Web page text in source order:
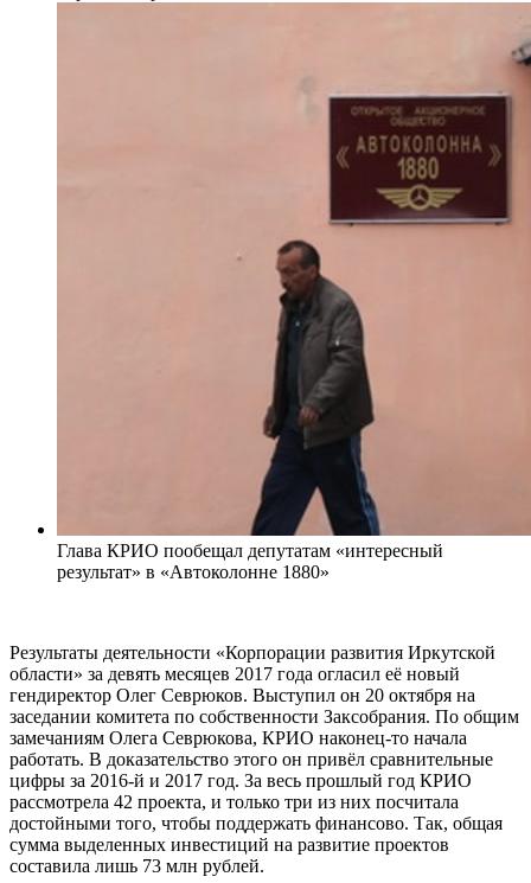
Глава КРИО пообещал депутатам «интересный
результат» в «Автоколонне 1880»
Результаты деятельности «Корпорации развития Иркутской
области» за девять месяцев 2017 года огласил её новый
гендиректор Олег Севрюков. Выступил он 20 октября на
заседании комитета по собственности Заксобрания. По общим
замечаниям Олега Севрюкова, КРИО наконец-то начала
работать. В доказательство этого он привёл сравнительные
цифры за 2016-й и 2017 год. За весь прошлый год КРИО
рассмотрела 42 проекта, и только три из них посчитала
достойными того, чтобы поддержать финансово. Так, общая
сумма выделенных инвестиций на развитие проектов
составила лишь 73 млн рублей.